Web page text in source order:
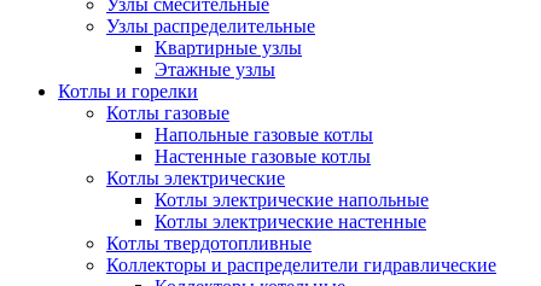
Узлы смесительные
Узлы распределительные
Квартирные узлы
Этажные узлы
Котлы и горелки
Котлы газовые
Напольные газовые котлы
Настенные газовые котлы
Котлы электрические
Котлы электрические напольные
Котлы электрические настенные
Котлы твердотопливные
Коллекторы и распределители гидравлические